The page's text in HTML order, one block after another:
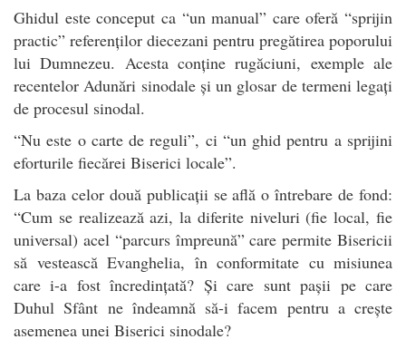
Ghidul este conceput ca “un manual” care oferă “sprijin
practic” referenților diecezani pentru pregătirea poporului
lui Dumnezeu. Acesta conține rugăciuni, exemple ale
recentelor Adunări sinodale și un glosar de termeni legați
de procesul sinodal.
“Nu este o carte de reguli”, ci “un ghid pentru a sprijini
eforturile fiecărei Biserici locale”.
La baza celor două publicații se află o întrebare de fond:
“Cum se realizează azi, la diferite niveluri (fie local, fie
universal) acel “parcurs împreună” care permite Bisericii
să vestească Evanghelia, în conformitate cu misiunea
care i-a fost încredințată? Și care sunt pașii pe care
Duhul Sfânt ne îndeamnă să-i facem pentru a crește
asemenea unei Biserici sinodale?